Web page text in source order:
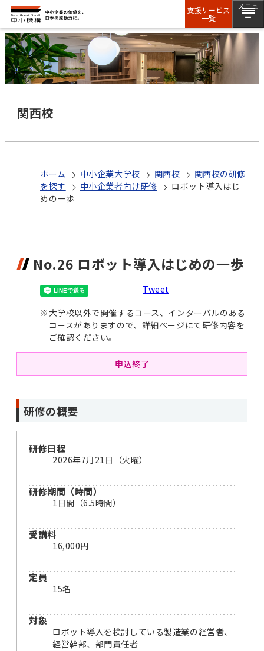
支援サービス
一覧
メニュ
ー
関西校
ホーム 中小企業大学校 関西校
関西校の研修
を探す
中小企業者向け研修
ロボット導入はじ
めの一歩
No.26 ロボット導入はじめの一歩
Tweet
※大学校以外で開催するコース、インターバルのある
コースがありますので、詳細ページにて研修内容を
ご確認ください。
申込終了
研修の概要
研修日程
2026年7月21日（火曜）
研修期間（時間）
1日間（6.5時間）
受講料
16,000円
定員
15名
対象
ロボット導入を検討している製造業の経営者、
経営幹部、部門責任者